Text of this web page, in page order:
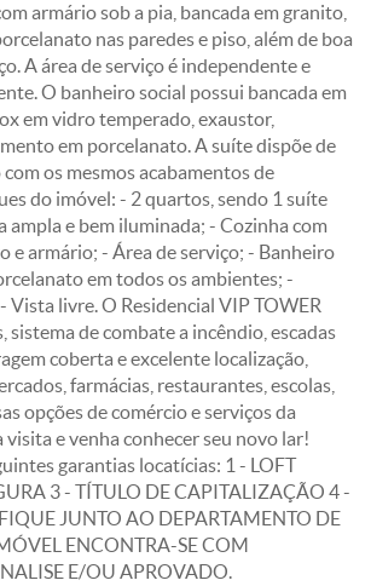
armário sob a pia, bancada em granito,
nas paredes e piso, além de boa
A área de serviço é independente e
O banheiro social possui bancada em
em vidro temperado, exaustor,
em porcelanato. A suíte dispõe de
os mesmos acabamentos de
do imóvel: - 2 quartos, sendo 1 suíte
ampla e bem iluminada; - Cozinha com
e armário; - Área de serviço; - Banheiro
em todos os ambientes; -
Vista livre. O Residencial VIP TOWER
sistema de combate a incêndio, escadas
coberta e excelente localização,
farmácias, restaurantes, escolas,
opções de comércio e serviços da
visita e venha conhecer seu novo lar!
garantias locatícias: 1 - LOFT
3 - TÍTULO DE CAPITALIZAÇÃO 4 -
JUNTO AO DEPARTAMENTO DE
ENCONTRA-SE COM
E/OU APROVADO.